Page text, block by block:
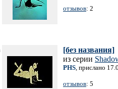
отзывов: 2
[без названия]
из серии
PHS, прислано
отзывов: 5